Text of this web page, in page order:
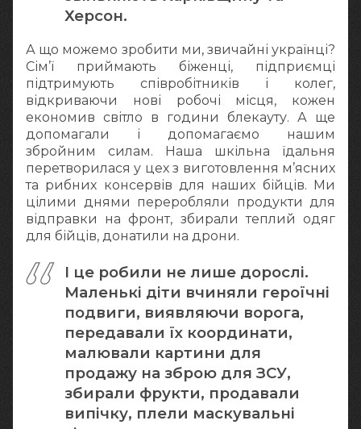
Херсон.
А що можемо зробити ми, звичайні українці?
Сім’ї приймають біженці, підприємці
підтримують співробітників і колег,
відкриваючи нові робочі місця, кожен
економив світло в години блекауту. А ще
допомагали і допомагаємо нашим
збройним силам. Наша шкільна їдальня
перетворилася у цех з виготовлення м’ясних
та рибних консервів для наших бійців. Ми
цілими днями переробляли продукти для
відправки на фронт, збирали теплий одяг
для бійців, донатили на дрони.
І це робили не лише дорослі.
Маленькі діти вчиняли героїчні
подвиги, виявляючи ворога,
передавали їх координати,
малювали картини для
продажу на зброю для ЗСУ,
збирали фрукти, продавали
випічку, плели маскувальні